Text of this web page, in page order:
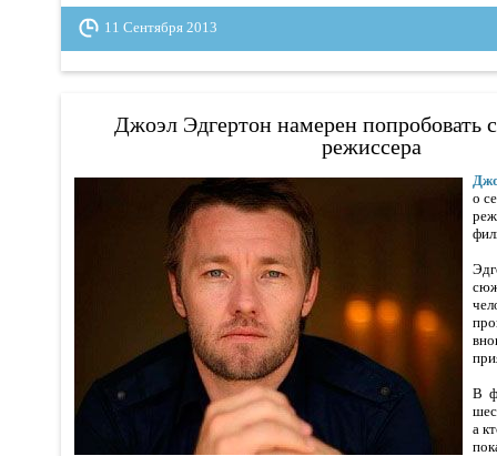
11 Сентября 2013
Джоэл Эдгертон намерен попробовать
режиссера
о
В
а